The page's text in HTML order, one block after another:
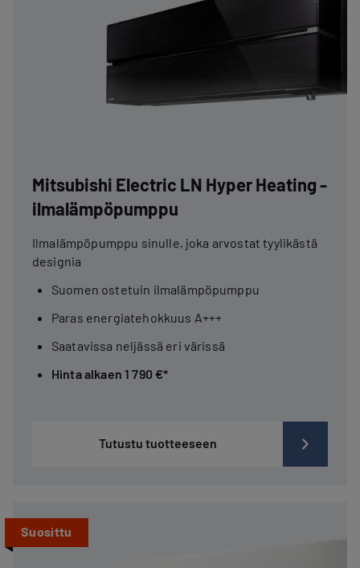
Mitsubishi Electric LN Hyper Heating -
ilmalämpöpumppu
Ilmalämpöpumppu sinulle, joka arvostat tyylikästä
designia
Suomen ostetuin ilmalämpöpumppu
Paras energiatehokkuus A+++
Saatavissa neljässä eri värissä
Hinta alkaen 1 790 €*
Tutustu tuotteeseen
Suosittu